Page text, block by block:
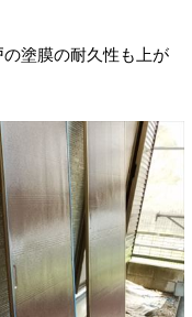
塗膜の耐久性も上が